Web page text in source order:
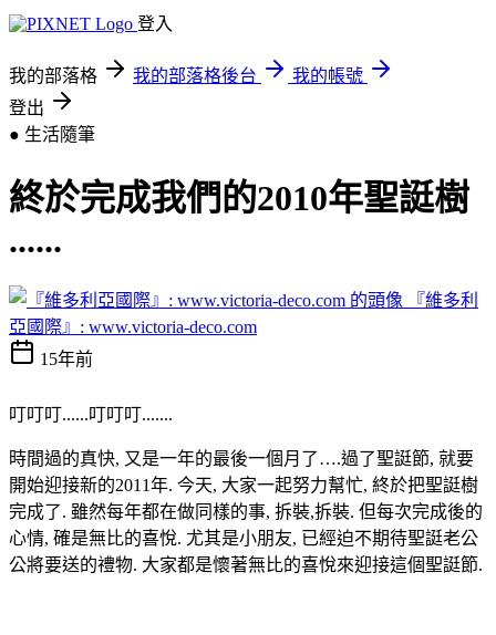
登入
我的部落格 我的部落格後台
我的帳號
登出
● 生活隨筆
終於完成我們的2010年聖誔樹
......
『維多利
亞國際』: www.victoria-deco.com
15年前
叮叮叮......叮叮叮.......
時間過的真快, 又是一年的最後一個月了….過了聖誔節, 就要
開始迎接新的2011年. 今天, 大家一起努力幫忙, 終於把聖誔樹
完成了. 雖然每年都在做同樣的事, 拆裝,拆裝. 但每次完成後的
心情, 確是無比的喜悅. 尤其是小朋友, 已經迫不期待聖誔老公
公將要送的禮物. 大家都是懷著無比的喜悅來迎接這個聖誔節.